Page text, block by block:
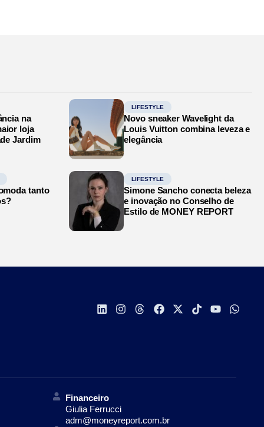
na
loja
Jardim
LIFESTYLE
Novo sneaker Wavelight da
Louis Vuitton combina leveza e
elegância
tanto
LIFESTYLE
Simone Sancho conecta beleza
e inovação no Conselho de
Estilo de MONEY REPORT
Financeiro
Giulia Ferrucci
adm@moneyreport.com.br